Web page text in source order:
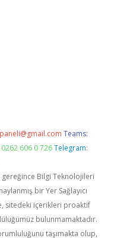
Teams:
606 0 726 Telegram:
gereğince Bilgi Teknolojileri
bir Yer Sağlayıcı
sitedeki içerikleri proaktif
bulunmamaktadır.
taşımakta olup,